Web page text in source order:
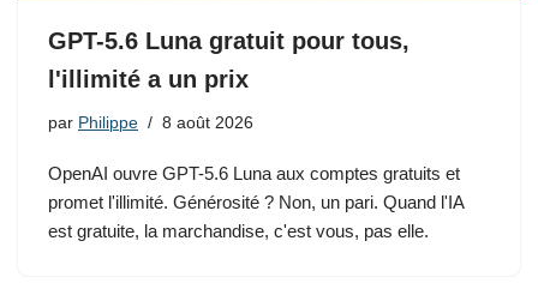
GPT-5.6 Luna gratuit pour tous,
l'illimité a un prix
par Philippe 8 août 2026
OpenAI ouvre GPT-5.6 Luna aux comptes gratuits et
promet l'illimité. Générosité ? Non, un pari. Quand l'IA
est gratuite, la marchandise, c'est vous, pas elle.